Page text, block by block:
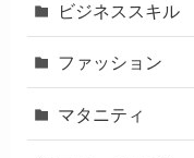
ビジネススキル
ファッション
マタニティ